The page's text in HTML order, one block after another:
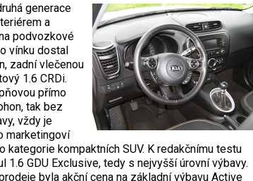
generace
a
podvozkové
vínku dostal
zadní vlečenou
1.6 CRDi.
přímo
tak bez
vždy je
marketingoví
kategorie kompaktních SUV. K redakčnímu testu
GDU Exclusive, tedy s nejvyšší úrovní výbavy.
byla akční cena na základní výbavu Active